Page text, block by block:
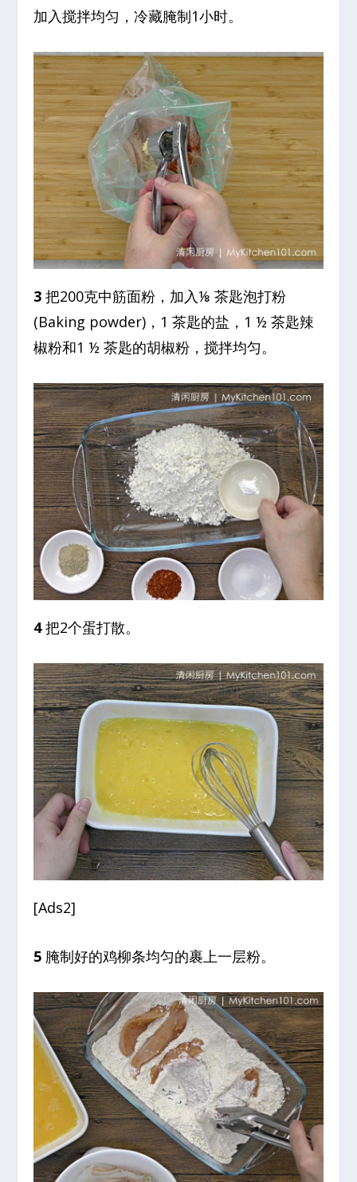
加入搅拌均匀，冷藏腌制1小时。
3 把200克中筋面粉，加入⅛ 茶匙泡打粉
(Baking powder)，1 茶匙的盐，1 ½ 茶匙辣
椒粉和1 ½ 茶匙的胡椒粉，搅拌均匀。
4把2个蛋打散。
[Ads2]
5 腌制好的鸡柳条均匀的裹上一层粉。